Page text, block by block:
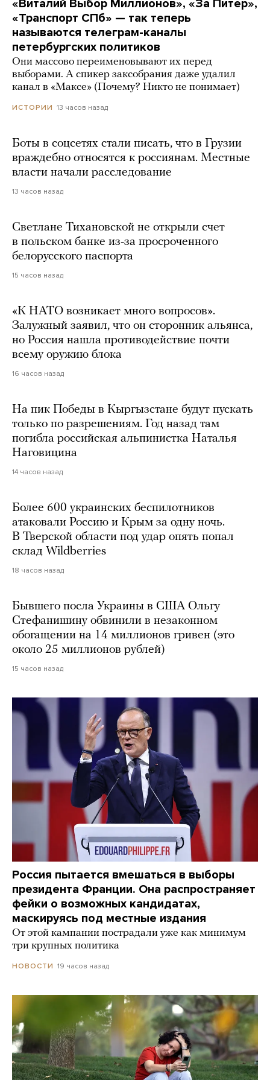
«Виталий Выбор Миллионов», «За Питер»,
«Транспорт СПб» — так теперь
называются телеграм-каналы
петербургских политиков
Они массово переименовывают их перед
выборами. А спикер заксобрания даже удалил
канал в «Максе» (Почему? Никто не понимает)
ИСТОРИИ 13 часов назад
Боты в соцсетях стали писать, что в Грузии
враждебно относятся к россиянам. Местные
власти начали расследование
13 часов назад
Светлане Тихановской не открыли счет
в польском банке из-за просроченного
белорусского паспорта
15 часов назад
«К НАТО возникает много вопросов».
Залужный заявил, что он сторонник альянса,
но Россия нашла противодействие почти
всему оружию блока
16 часов назад
На пик Победы в Кыргызстане будут пускать
только по разрешениям. Год назад там
погибла российская альпинистка Наталья
Наговицина
14 часов назад
Более 600 украинских беспилотников
атаковали Россию и Крым за одну ночь.
В Тверской области под удар опять попал
склад Wildberries
18 часов назад
Бывшего посла Украины в США Ольгу
Стефанишину обвинили в незаконном
обогащении на 14 миллионов гривен (это
около 25 миллионов рублей)
15 часов назад
Россия пытается вмешаться в выборы
президента Франции. Она распространяет
фейки о возможных кандидатах,
маскируясь под местные издания
От этой кампании пострадали уже как минимум
три крупных политика
НОВОСТИ 19 часов назад